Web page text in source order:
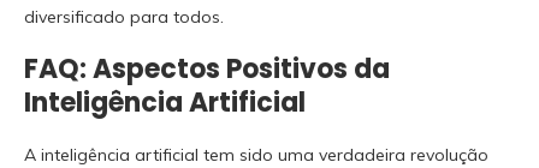
diversificado para todos.
FAQ: Aspectos Positivos da
Inteligência Artificial
A inteligência artificial tem sido uma verdadeira revolução